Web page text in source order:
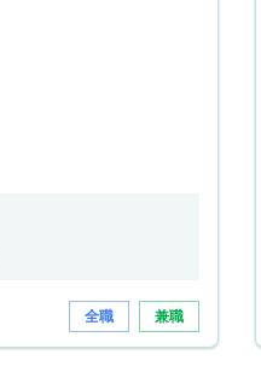
全職 兼職